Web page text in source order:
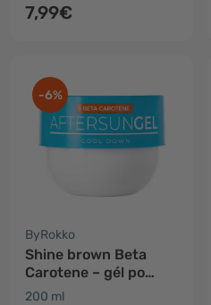
7,99€
-6%
ByRokko
Shine brown Beta
Carotene – gél po
opaľovaní
200 ml